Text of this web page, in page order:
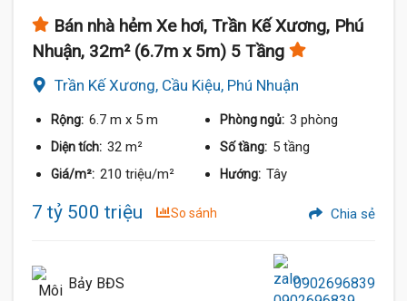
Bán nhà hẻm Xe hơi, Trần Kế Xương, Phú
Nhuận, 32m² (6.7m x 5m) 5 Tầng
Trần Kế Xương, Cầu Kiệu, Phú Nhuận
Rộng: 6.7 m x 5 m Phòng ngủ: 3 phòng
Diện tích: 32 m² Số tầng: 5 tầng
Giá/m²: 210 triệu/m² Hướng: Tây
7 tỷ 500 triệu So sánh Chia sẻ
Bảy BĐS 0902696839